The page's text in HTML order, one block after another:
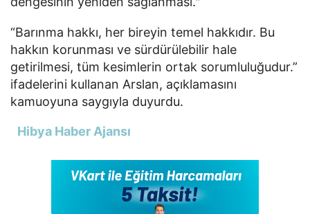
“Barınma hakkı, her bireyin temel hakkıdır. Bu
hakkın korunması ve sürdürülebilir hale
getirilmesi, tüm kesimlerin ortak sorumluluğudur.”
ifadelerini kullanan Arslan, açıklamasını
kamuoyuna saygıyla duyurdu.
Hibya Haber Ajansı